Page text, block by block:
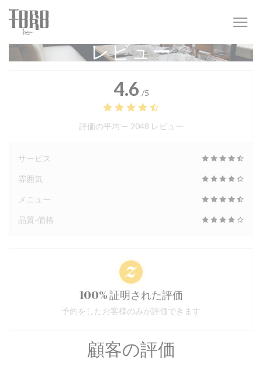
クッキー利用の管理について
レビュー
顧客の評価
4.6 /5
評価の平均 — 2048 レビュー
サービス
雰囲気
メニュー
品質-価格
100% 証明された評価
予約をしたお客様のみが評価できます